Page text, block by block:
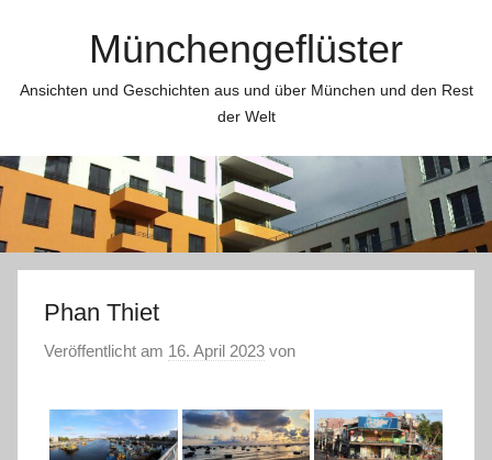
Münchengeflüster
Ansichten und Geschichten aus und über München und den Rest
der Welt
Phan Thiet
Veröffentlicht am 16. April 2023 von